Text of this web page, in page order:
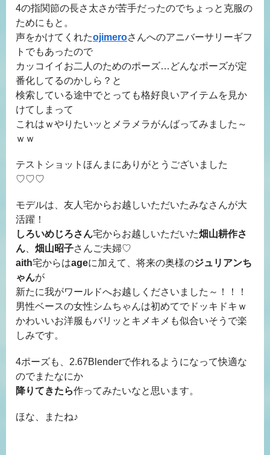
4の指関節の長さ太さが苦手だったのでちょっと克服の
ためにもと。
声をかけてくれたojimeroさんへのアニバーサリーギフ
トでもあったので
カッコイイお二人のためのポーズ…どんなポーズが定
番化してるのかしら？と
検索している途中でとっても格好良いアイテムを見か
けてしまって
これはｗやりたいッとメラメラがんばってみました～
ｗｗ
テストショットほんまにありがとうございました
♡♡♡
モデルは、友人宅からお越しいただいたみなさんが大
活躍！
しろいめじろさん宅からお越しいただいた畑山耕作さ
ん、 畑山昭子さんご夫婦♡
aith宅からはageに加えて、将来の奥様のジュリアンち
ゃんが
新たに我がワールドへお越しくださいました～！！！
男性ベースの女性シムちゃんは初めてでドッキドキｗ
かわいいお洋服もバリッとキメキメも似合いそうで楽
しみです。
4ポーズも、2.67Blenderで作れるようになって快適な
のでまたなにか
降りてきたら作ってみたいなと思います。
ほな、またね♪